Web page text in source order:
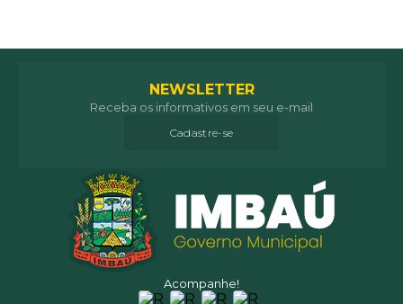
Acompanhe!
NEWSLETTER
Receba os informativos em seu e-mail
Cadastre-se